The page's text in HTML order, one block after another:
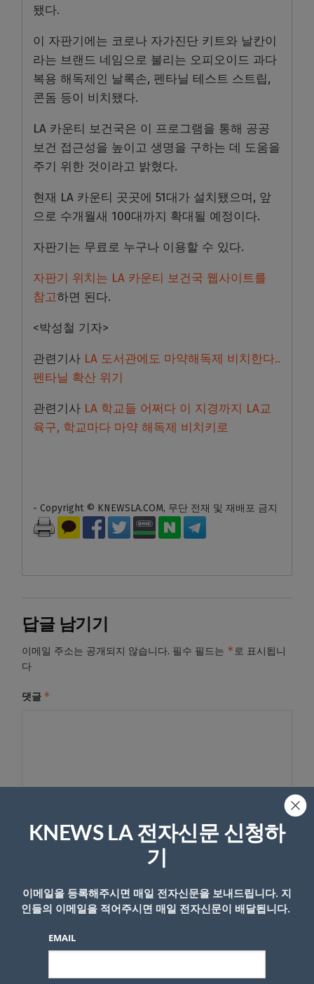
됐다.
이 자판기에는 코로나 자가진단 키트와 날칸이
라는 브랜드 네임으로 불리는 오피오이드 과다
복용 해독제인 날록손, 펜타닐 테스트 스트립,
콘돔 등이 비치됐다.
LA 카운티 보건국은 이 프로그램을 통해 공공
보건 접근성을 높이고 생명을 구하는 데 도움을
주기 위한 것이라고 밝혔다.
현재 LA 카운티 곳곳에 51대가 설치됐으며, 앞
으로 수개월새 100대까지 확대될 예정이다.
자판기는 무료로 누구나 이용할 수 있다.
자판기 위치는 LA 카운티 보건국 웹사이트를
참고하면 된다.
<박성철 기자>
관련기사 LA 도서관에도 마약해독제 비치한다..
펜타닐 확산 위기
관련기사 LA 학교들 어쩌다 이 지경까지 LA교
육구, 학교마다 마약 해독제 비치키로
- Copyright © KNEWSLA.COM, 무단 전재 및 재배포 금지
답글 남기기
이메일 주소는 공개되지 않습니다. 필수 필드는 *로 표시됩니
다
댓글 *
KNEWS LA 전자신문 신청하
기
이메일을 등록해주시면 매일 전자신문을 보내드립니다. 지
인들의 이메일을 적어주시면 매일 전자신문이 배달됩니다.
EMAIL